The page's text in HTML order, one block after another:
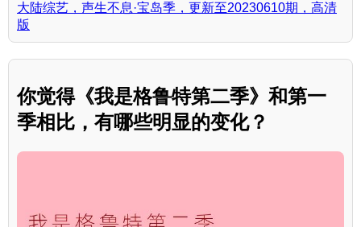
大陆综艺，声生不息·宝岛季，更新至20230610期，高清
版
你觉得《我是格鲁特第二季》和第一
季相比，有哪些明显的变化？